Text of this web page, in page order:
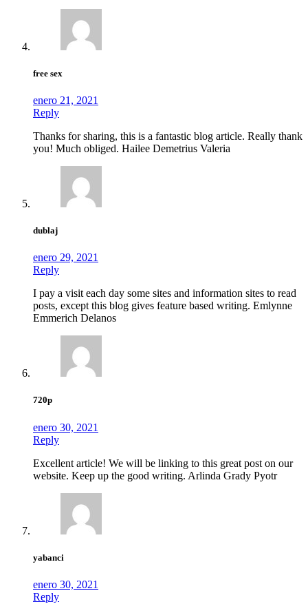
free sex
enero 21, 2021
Reply
Thanks for sharing, this is a fantastic blog article. Really thank
you! Much obliged. Hailee Demetrius Valeria
dublaj
enero 29, 2021
Reply
I pay a visit each day some sites and information sites to read
posts, except this blog gives feature based writing. Emlynne
Emmerich Delanos
720p
enero 30, 2021
Reply
Excellent article! We will be linking to this great post on our
website. Keep up the good writing. Arlinda Grady Pyotr
yabanci
enero 30, 2021
Reply